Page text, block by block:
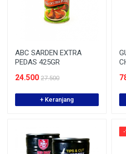
ABC SARDEN EXTRA
PEDAS 425GR
24.500 27.500
+ Keranjang